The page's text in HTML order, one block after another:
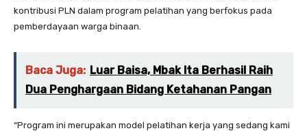
kontribusi PLN dalam program pelatihan yang berfokus pada
pemberdayaan warga binaan.
Baca Juga: Luar Baisa, Mbak Ita Berhasil Raih
Dua Penghargaan Bidang Ketahanan Pangan
“Program ini merupakan model pelatihan kerja yang sedang kami